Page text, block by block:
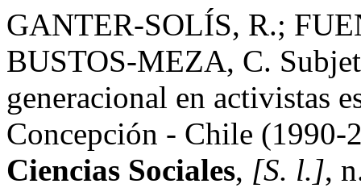
GANTER-SOLÍS, R.;
BUSTOS-MEZA, C.
generacional en activistas
Concepción - Chile
Ciencias Sociales, [S. l.],